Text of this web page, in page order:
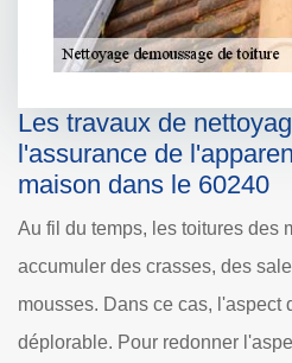
Les travaux de
l'assurance de
maison dans le 60240
Au fil du temps, les toitures des
accumuler des crasses, des
mousses. Dans ce cas, l'aspect
déplorable. Pour redonner